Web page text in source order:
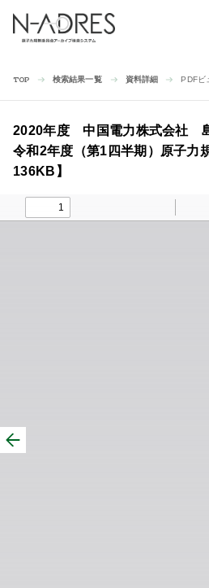
TOP 検索結果一覧 資料詳細 PDFビ
2020年度 中国電力株式会社
令和2年度（第1四半期）原子力
136KB】